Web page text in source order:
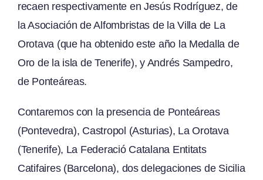
recaen respectivamente en Jesús Rodríguez, de
la Asociación de Alfombristas de la Villa de La
Orotava (que ha obtenido este año la Medalla de
Oro de la isla de Tenerife), y Andrés Sampedro,
de Ponteáreas.
Contaremos con la presencia de Ponteáreas
(Pontevedra), Castropol (Asturias), La Orotava
(Tenerife), La Federació Catalana Entitats
Catifaires (Barcelona), dos delegaciones de Sicilia